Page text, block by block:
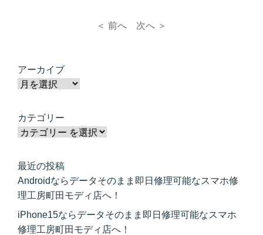
＜ 前へ 次へ ＞
アーカイブ
カテゴリー
最近の投稿
Androidならデータそのまま即日修理可能なスマホ修
理工房町田モディ店へ！
iPhone15ならデータそのまま即日修理可能なスマホ
修理工房町田モディ店へ！